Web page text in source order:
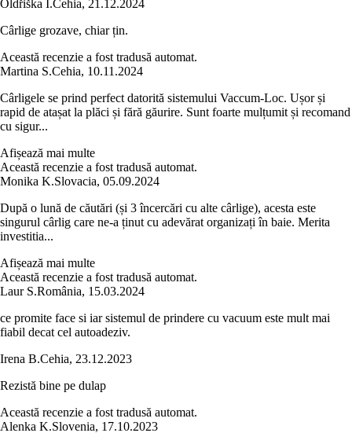
Oldřiška I.Cehia, 21.12.2024
Cârlige grozave, chiar țin.
Această recenzie a fost tradusă automat.
Martina S.Cehia, 10.11.2024
Cârligele se prind perfect datorită sistemului Vaccum-Loc. Ușor și
rapid de atașat la plăci și fără găurire. Sunt foarte mulțumit și recomand
cu sigur...
Afișează mai multe
Această recenzie a fost tradusă automat.
Monika K.Slovacia, 05.09.2024
După o lună de căutări (și 3 încercări cu alte cârlige), acesta este
singurul cârlig care ne-a ținut cu adevărat organizați în baie. Merita
investitia...
Afișează mai multe
Această recenzie a fost tradusă automat.
Laur S.România, 15.03.2024
ce promite face si iar sistemul de prindere cu vacuum este mult mai
fiabil decat cel autoadeziv.
Irena B.Cehia, 23.12.2023
Rezistă bine pe dulap
Această recenzie a fost tradusă automat.
Alenka K.Slovenia, 17.10.2023